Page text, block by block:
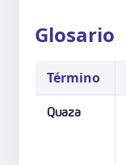
Glosario
Término
Quaza